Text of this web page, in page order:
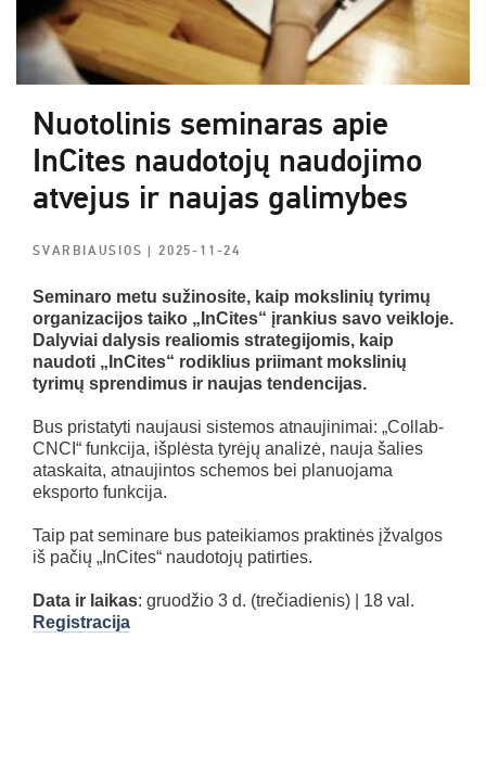
Nuotolinis seminaras apie
InCites naudotojų naudojimo
atvejus ir naujas galimybes
SVARBIAUSIOS| 2025-11-24
Seminaro metu sužinosite, kaip mokslinių tyrimų
organizacijos taiko „InCites“ įrankius savo veikloje.
Dalyviai dalysis realiomis strategijomis, kaip
naudoti „InCites“ rodiklius priimant mokslinių
tyrimų sprendimus ir naujas tendencijas.
Bus pristatyti naujausi sistemos atnaujinimai: „Collab-
CNCI“ funkcija, išplėsta tyrėjų analizė, nauja šalies
ataskaita, atnaujintos schemos bei planuojama
eksporto funkcija.
Taip pat seminare bus pateikiamos praktinės įžvalgos
iš pačių „InCites“ naudotojų patirties.
Data ir laikas: gruodžio 3 d. (trečiadienis) | 18 val.
Registracija